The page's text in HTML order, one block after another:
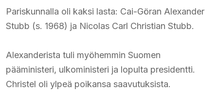
Pariskunnalla oli kaksi lasta: Cai-Göran Alexander
Stubb (s. 1968) ja Nicolas Carl Christian Stubb.
Alexanderista tuli myöhemmin Suomen
pääministeri, ulkoministeri ja lopulta presidentti.
Christel oli ylpeä poikansa saavutuksista.